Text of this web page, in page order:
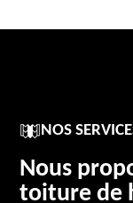
NOS
Nous
toiture de